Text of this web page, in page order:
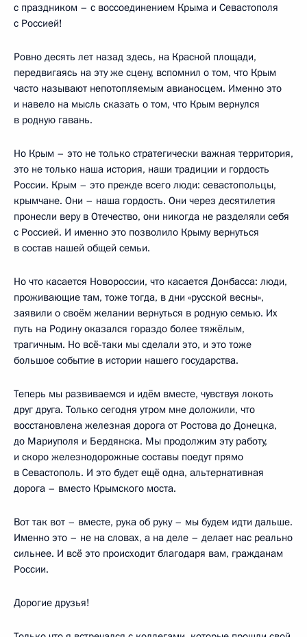
с праздником – с воссоединением Крыма и Севастополя
с Россией!
Ровно десять лет назад здесь, на Красной площади,
передвигаясь на эту же сцену, вспомнил о том, что Крым
часто называют непотопляемым авианосцем. Именно это
и навело на мысль сказать о том, что Крым вернулся
в родную гавань.
Но Крым – это не только стратегически важная территория,
это не только наша история, наши традиции и гордость
России. Крым – это прежде всего люди: севастопольцы,
крымчане. Они – наша гордость. Они через десятилетия
пронесли веру в Отечество, они никогда не разделяли себя
с Россией. И именно это позволило Крыму вернуться
в состав нашей общей семьи.
Но что касается Новороссии, что касается Донбасса: люди,
проживающие там, тоже тогда, в дни «русской весны»,
заявили о своём желании вернуться в родную семью. Их
путь на Родину оказался гораздо более тяжёлым,
трагичным. Но всё-таки мы сделали это, и это тоже
большое событие в истории нашего государства.
Теперь мы развиваемся и идём вместе, чувствуя локоть
друг друга. Только сегодня утром мне доложили, что
восстановлена железная дорога от Ростова до Донецка,
до Мариуполя и Бердянска. Мы продолжим эту работу,
и скоро железнодорожные составы поедут прямо
в Севастополь. И это будет ещё одна, альтернативная
дорога – вместо Крымского моста.
Вот так вот – вместе, рука об руку – мы будем идти дальше.
Именно это – не на словах, а на деле – делает нас реально
сильнее. И всё это происходит благодаря вам, гражданам
России.
Дорогие друзья!